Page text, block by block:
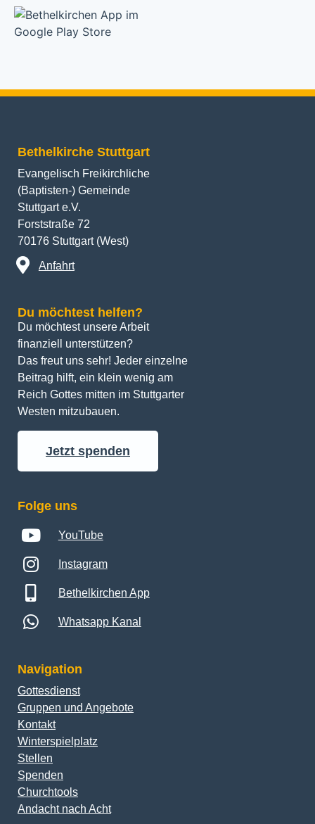
Bethelkirche Stuttgart
Evangelisch Freikirchliche
(Baptisten-) Gemeinde
Stuttgart e.V.
Forststraße 72
70176 Stuttgart (West)
Anfahrt
Du möchtest helfen?
Du möchtest unsere Arbeit
finanziell unterstützen?
Das freut uns sehr! Jeder einzelne
Beitrag hilft, ein klein wenig am
Reich Gottes mitten im Stuttgarter
Westen mitzubauen.
Jetzt spenden
Folge uns
YouTube
Instagram
Bethelkirchen App
Whatsapp Kanal
Navigation
Gottesdienst
Gruppen und Angebote
Kontakt
Winterspielplatz
Stellen
Spenden
Churchtools
Andacht nach Acht